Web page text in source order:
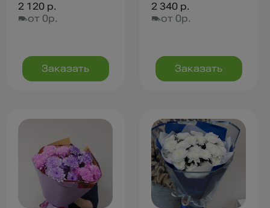
2 120 р.
от 0р.
Заказать
2 340 р.
от 0р.
Заказать